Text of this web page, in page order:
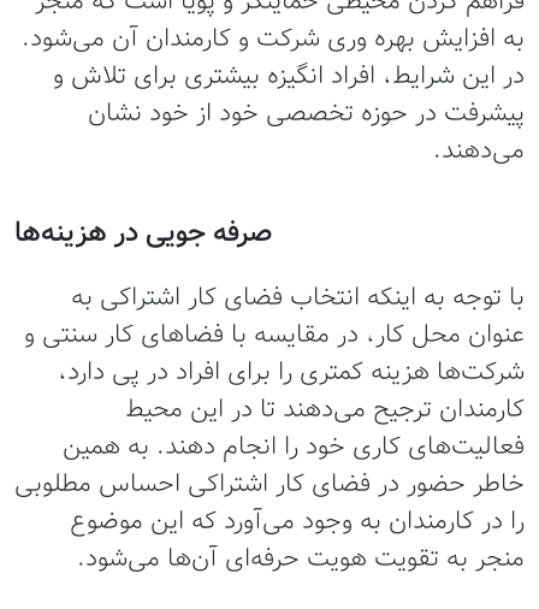
به افزایش بهره وری شرکت و کارمندان آن می‌شود.
در این شرایط، افراد انگیزه بیشتری برای تلاش و
پیشرفت در حوزه تخصصی خود از خود نشان
می‌دهند.
صرفه جویی در هزینه‌ها
با توجه به اینکه انتخاب فضای کار اشتراکی به
عنوان محل کار، در مقایسه با فضاهای کار سنتی و
شرکت‌ها هزینه کمتری را برای افراد در پی دارد،
کارمندان ترجیح می‌دهند تا در این محیط
فعالیت‌های کاری خود را انجام دهند. به همین
خاطر حضور در فضای کار اشتراکی احساس مطلوبی
را در کارمندان به وجود می‌آورد که این موضوع
منجر به تقویت هویت حرفه‌ای آن‌ها می‌شود.